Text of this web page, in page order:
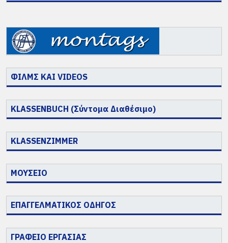
ΦΙΛΜΣ ΚΑΙ VIDEOS
KLASSENBUCH (Σύντομα Διαθέσιμο)
KLASSENZIMMER
ΜΟΥΣΕΙΟ
ΕΠΑΓΓΕΛΜΑΤΙΚΟΣ ΟΔΗΓΟΣ
ΓΡΑΦΕΙΟ ΕΡΓΑΣΙΑΣ